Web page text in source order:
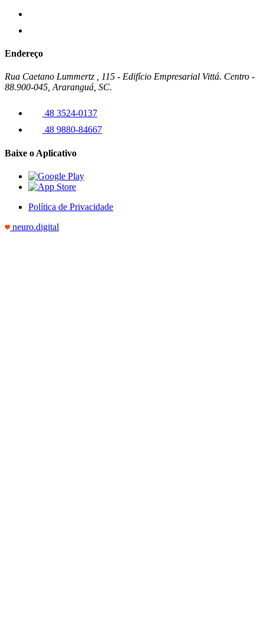
Endereço
Rua Caetano Lummertz , 115 - Edifício Empresarial Vittá. Centro -
88.900-045, Araranguá, SC.
48 3524-0137
48 9880-84667
Baixe o Aplicativo
Política de Privacidade
neuro.digital